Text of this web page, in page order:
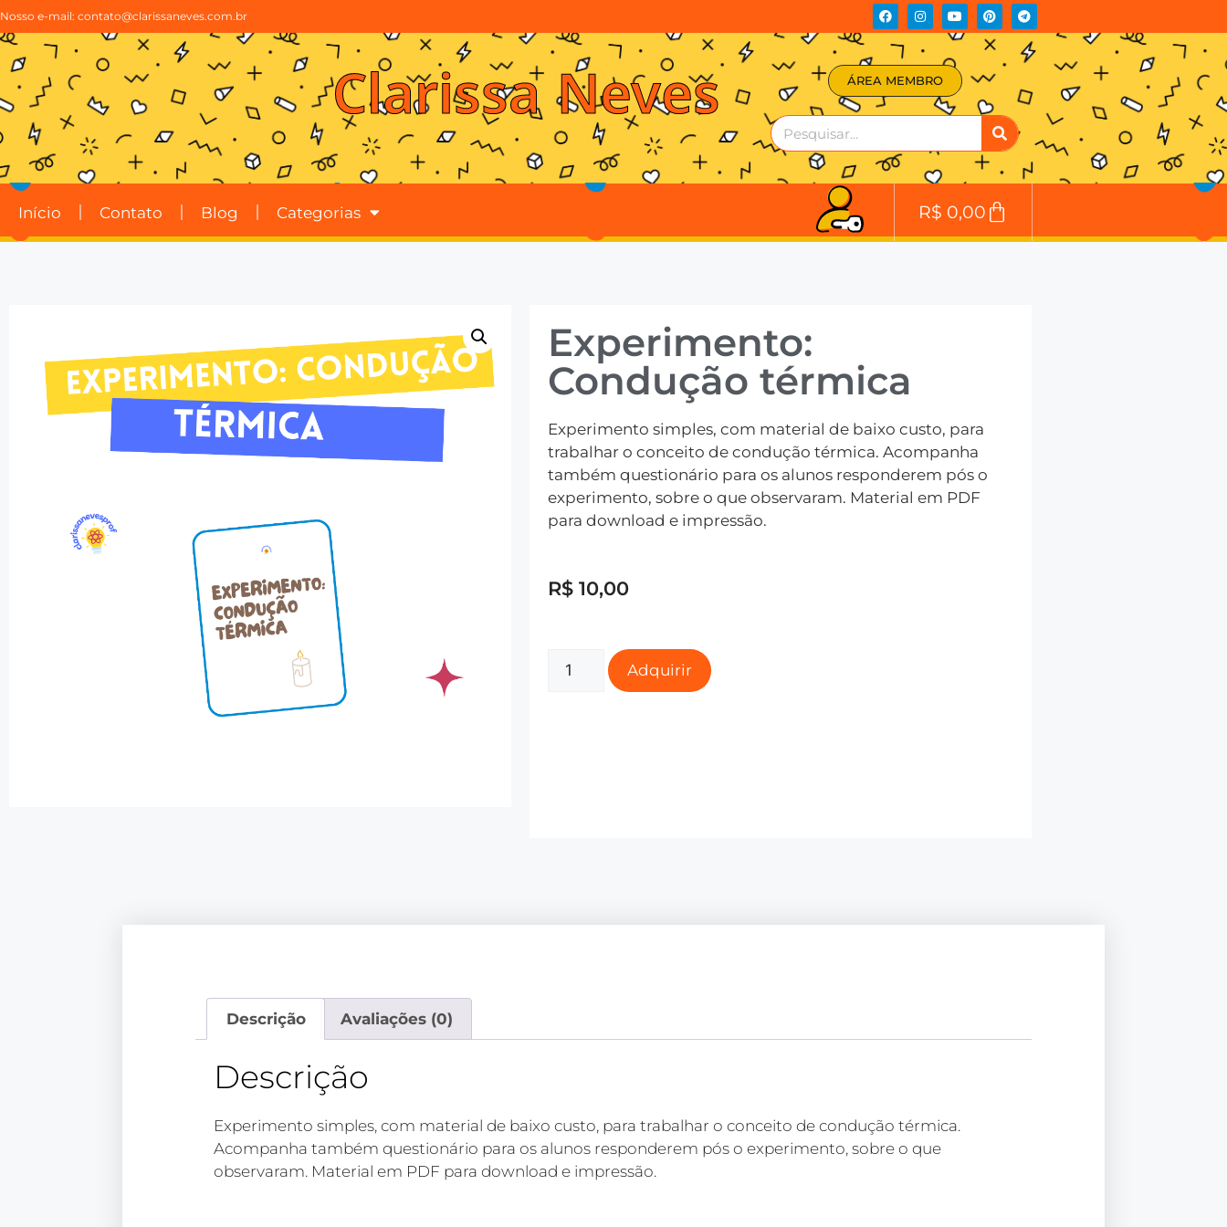
Nosso e-mail: contato@clarissaneves.com.br
Clarissa Neves ÁREA MEMBRO
Início Contato Blog Categorias R$ 0,00
Experimento:
Condução térmica
Experimento simples, com material de baixo custo, para
trabalhar o conceito de condução térmica. Acompanha
também questionário para os alunos responderem pós o
experimento, sobre o que observaram. Material em PDF
para download e impressão.
R$ 10,00
Adquirir
Descrição Avaliações (0)
Descrição
Experimento simples, com material de baixo custo, para trabalhar o conceito de condução térmica.
Acompanha também questionário para os alunos responderem pós o experimento, sobre o que
observaram. Material em PDF para download e impressão.